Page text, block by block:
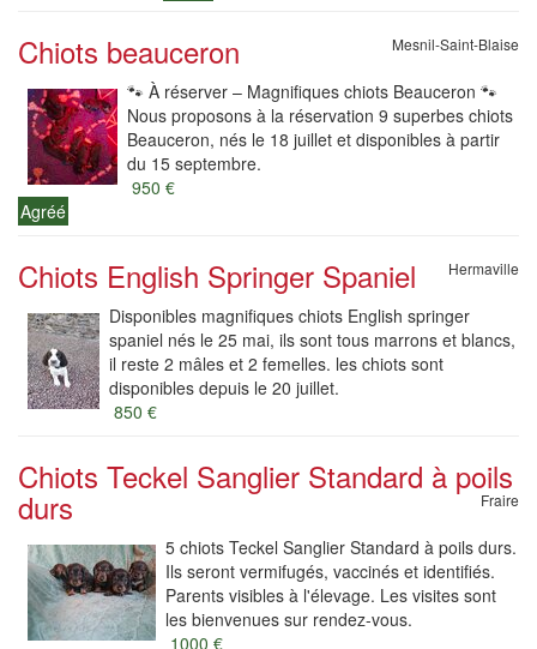
Chiots beauceron Mesnil-Saint-Blaise
🐾 À réserver – Magnifiques chiots Beauceron 🐾
Nous proposons à la réservation 9 superbes chiots
Beauceron, nés le 18 juillet et disponibles à partir
du 15 septembre.
950 €
Agréé
Chiots English Springer Spaniel Hermaville
Disponibles magnifiques chiots English springer
spaniel nés le 25 mai, ils sont tous marrons et blancs,
il reste 2 mâles et 2 femelles. les chiots sont
disponibles depuis le 20 juillet.
850 €
Chiots Teckel Sanglier Standard à poils
durs Fraire
5 chiots Teckel Sanglier Standard à poils durs.
Ils seront vermifugés, vaccinés et identifiés.
Parents visibles à l'élevage. Les visites sont
les bienvenues sur rendez-vous.
1000 €